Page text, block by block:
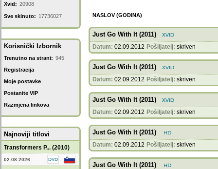
Xvid: 20908
Sve skinuto: 17736027
Korisnički Izbornik
Trenutno na strani: 945
Registracija
Moje postavke
Postanite VIP
Razmjena linkova
Najnoviji titlovi
Transformers P... (2010)
02.08.2026
NASLOV (GODINA)
Just Go With It (2011)
Datum: 02.09.2012 Pošiljatelj: skriven
Just Go With It (2011)
Datum: 02.09.2012 Pošiljatelj: skriven
Just Go With It (2011)
Datum: 02.09.2012 Pošiljatelj: skriven
Just Go With It (2011)
Datum: 02.09.2012 Pošiljatelj: skriven
Just Go With It (2011)